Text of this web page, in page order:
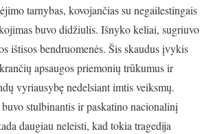
tarnybas, kovojančias su negailestingais
buvo didžiulis. Išnyko keliai, sugriuvo
ištisos bendruomenės. Šis skaudus įvykis
apsaugos priemonių trūkumus ir
vyriausybę nedelsiant imtis veiksmų.
stulbinantis ir paskatino nacionalinį
daugiau neleisti, kad tokia tragedija